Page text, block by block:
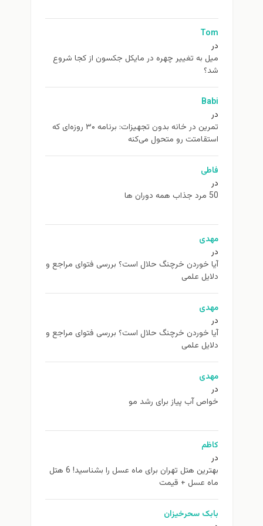
Tom
در
ميل به تغيير چهره در مایکل جکسون از كجا شروع
شد؟
Babi
در
تمرین در خانه بدون تجهیزات: برنامه ۳۰ روزه‌ای که
استقامتت رو متحول می‌کنه
فاطی
در
50 مرد جذاب همه دوران ها
مهدی
در
آیا خوردن خرچنگ حلال است؟ بررسی فتوای مراجع و
دلایل علمی
مهدی
در
آیا خوردن خرچنگ حلال است؟ بررسی فتوای مراجع و
دلایل علمی
مهدی
در
خواص آب پیاز برای رشد مو
کاظم
در
بهترین هتل تهران برای ماه عسل را بشناسید! 6 هتل
ماه عسل + قیمت
بابک سحرخیزان